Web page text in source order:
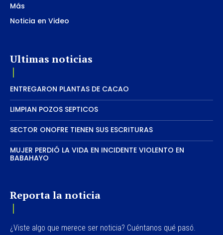
Más
Noticia en Video
Ultimas noticias
ENTREGARON PLANTAS DE CACAO
LIMPIAN POZOS SEPTICOS
SECTOR ONOFRE TIENEN SUS ESCRITURAS
MUJER PERDIÓ LA VIDA EN INCIDENTE VIOLENTO EN
BABAHAYO
Reporta la noticia
¿Viste algo que merece ser noticia? Cuéntanos qué pasó.